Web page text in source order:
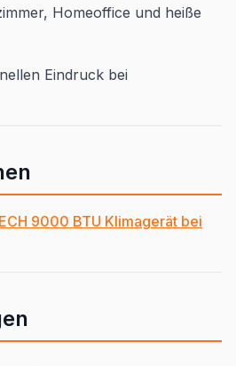
Homeoffice und heiße
Eindruck bei
9000 BTU Klimagerät bei